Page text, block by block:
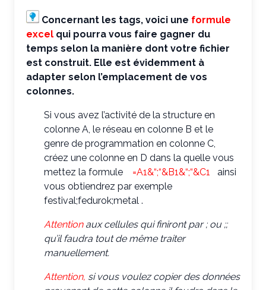
Concernant les tags, voici une formule
excel qui pourra vous faire gagner du
temps selon la manière dont votre fichier
est construit. Elle est évidemment à
adapter selon l’emplacement de vos
colonnes.
Si vous avez l’activité de la structure en
colonne A, le réseau en colonne B et le
genre de programmation en colonne C,
créez une colonne en D dans la quelle vous
mettez la formule =A1&“;“&B1&“;“&C1
ainsi
vous obtiendrez par exemple
festival;fedurok;metal .
Attentionaux cellules qui finiront par ; ou ;;
qu’il faudra tout de même traiter
manuellement.
Attention, si vous voulez copier des données